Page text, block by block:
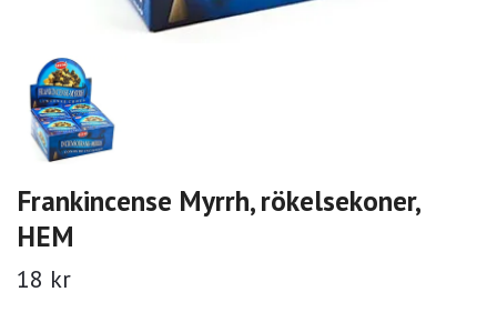
Frankincense Myrrh, rökelsekoner,
HEM
18 kr